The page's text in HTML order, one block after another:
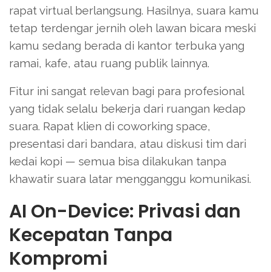
rapat virtual berlangsung. Hasilnya, suara kamu
tetap terdengar jernih oleh lawan bicara meski
kamu sedang berada di kantor terbuka yang
ramai, kafe, atau ruang publik lainnya.
Fitur ini sangat relevan bagi para profesional
yang tidak selalu bekerja dari ruangan kedap
suara. Rapat klien di coworking space,
presentasi dari bandara, atau diskusi tim dari
kedai kopi — semua bisa dilakukan tanpa
khawatir suara latar mengganggu komunikasi.
AI On-Device: Privasi dan
Kecepatan Tanpa
Kompromi